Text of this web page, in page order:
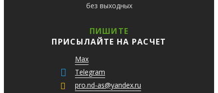
без выходных
ПИШИТЕ
ПРИСЫЛАЙТЕ НА РАСЧЕТ
Max
Telegram
pro.nd-as@yandex.ru